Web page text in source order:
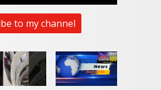
to my channel